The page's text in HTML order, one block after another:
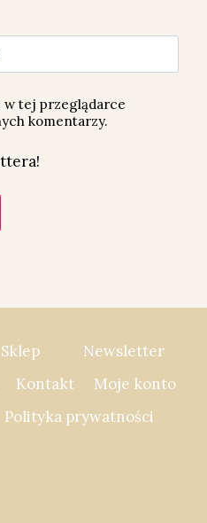
w tej przeglądarce
komentarzy.
Sklep
Newsletter
Kontakt
Moje konto
Polityka prywatności